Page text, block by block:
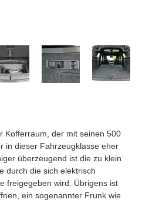
Kofferraum, der mit seinen 500
in dieser Fahrzeugklasse eher
überzeugend ist die zu klein
durch die sich elektrisch
freigegeben wird. Übrigens ist
ein sogenannter Frunk wie